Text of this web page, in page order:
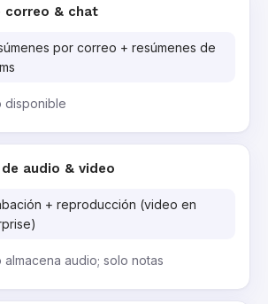
correo & chat
por correo + resúmenes de
disponible
audio & video
+ reproducción (video en
almacena audio; solo notas